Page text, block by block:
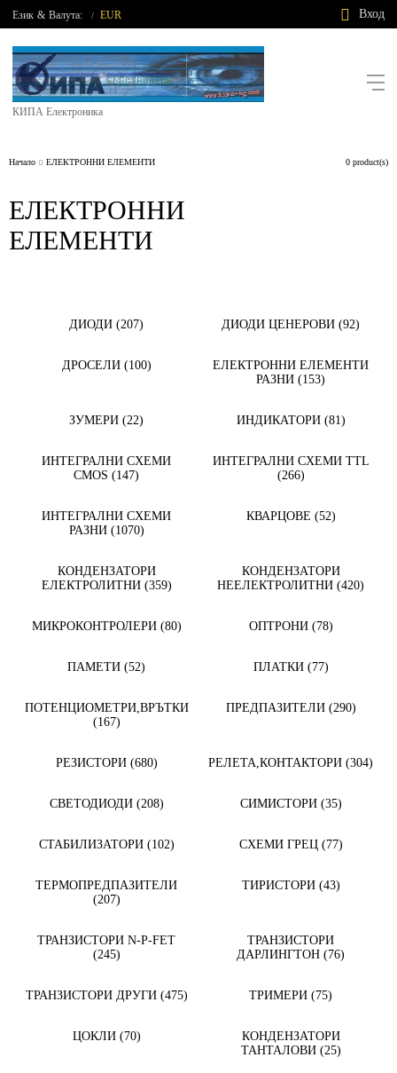
Език & Валута: / EUR Вход
КИПА Електроника
Начало ЕЛЕКТРОННИ ЕЛЕМЕНТИ 0 product(s)
ЕЛЕКТРОННИ
ЕЛЕМЕНТИ
ДИОДИ (207) ДИОДИ ЦЕНЕРОВИ (92)
ДРОСЕЛИ (100)
ЕЛЕКТРОННИ ЕЛЕМЕНТИ
РАЗНИ (153)
ЗУМЕРИ (22) ИНДИКАТОРИ (81)
ИНТЕГРАЛНИ СХЕМИ
CMOS (147)
ИНТЕГРАЛНИ СХЕМИ TTL
(266)
ИНТЕГРАЛНИ СХЕМИ
РАЗНИ (1070)
КВАРЦОВЕ (52)
КОНДЕНЗАТОРИ
ЕЛЕКТРОЛИТНИ (359)
КОНДЕНЗАТОРИ
НЕЕЛЕКТРОЛИТНИ (420)
МИКРОКОНТРОЛЕРИ (80) ОПТРОНИ (78)
ПАМЕТИ (52) ПЛАТКИ (77)
ПОТЕНЦИОМЕТРИ,ВРЪТКИ
(167)
ПРЕДПАЗИТЕЛИ (290)
РЕЗИСТОРИ (680) РЕЛЕТА,КОНТАКТОРИ (304)
СВЕТОДИОДИ (208) СИМИСТОРИ (35)
СТАБИЛИЗАТОРИ (102) СХЕМИ ГРЕЦ (77)
ТЕРМОПРЕДПАЗИТЕЛИ
(207)
ТИРИСТОРИ (43)
ТРАНЗИСТОРИ N-P-FET
(245)
ТРАНЗИСТОРИ
ДАРЛИНГТОН (76)
ТРАНЗИСТОРИ ДРУГИ (475) ТРИМЕРИ (75)
ЦОКЛИ (70)
КОНДЕНЗАТОРИ
ТАНТАЛОВИ (25)